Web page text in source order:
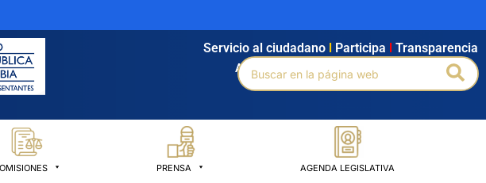
Agendamiento Intranet Búsqueda avanzada
Servicio al ciudadano Participa Transparencia
Buscar
por:
PRENSA AGENDA LEGISLATIVA